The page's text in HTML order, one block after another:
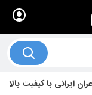
ایرانی با کیفیت بالا
×